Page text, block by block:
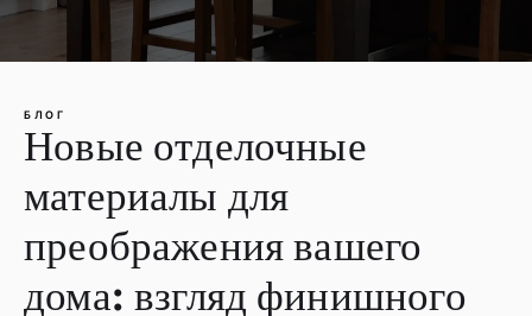
БЛОГ
Новые отделочные
материалы для
преображения вашего
дома: взгляд финишного